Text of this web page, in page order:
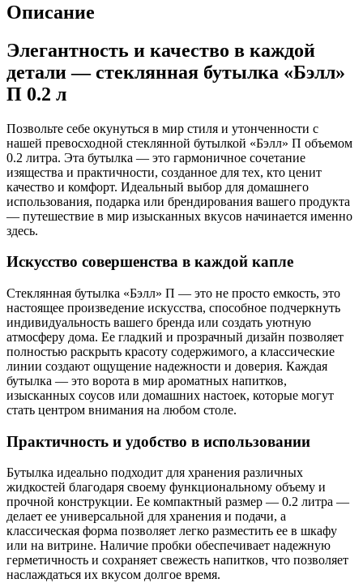
Описание
Элегантность и качество в каждой
детали — стеклянная бутылка «Бэлл»
П 0.2 л
Позвольте себе окунуться в мир стиля и утонченности с
нашей превосходной стеклянной бутылкой «Бэлл» П объемом
0.2 литра. Эта бутылка — это гармоничное сочетание
изящества и практичности, созданное для тех, кто ценит
качество и комфорт. Идеальный выбор для домашнего
использования, подарка или брендирования вашего продукта
— путешествие в мир изысканных вкусов начинается именно
здесь.
Искусство совершенства в каждой капле
Стеклянная бутылка «Бэлл» П — это не просто емкость, это
настоящее произведение искусства, способное подчеркнуть
индивидуальность вашего бренда или создать уютную
атмосферу дома. Ее гладкий и прозрачный дизайн позволяет
полностью раскрыть красоту содержимого, а классические
линии создают ощущение надежности и доверия. Каждая
бутылка — это ворота в мир ароматных напитков,
изысканных соусов или домашних настоек, которые могут
стать центром внимания на любом столе.
Практичность и удобство в использовании
Бутылка идеально подходит для хранения различных
жидкостей благодаря своему функциональному объему и
прочной конструкции. Ее компактный размер — 0.2 литра —
делает ее универсальной для хранения и подачи, а
классическая форма позволяет легко разместить ее в шкафу
или на витрине. Наличие пробки обеспечивает надежную
герметичность и сохраняет свежесть напитков, что позволяет
наслаждаться их вкусом долгое время.